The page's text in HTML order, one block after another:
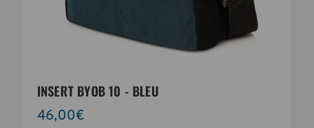
INSERT BYOB 10 - BLEU
46,00€